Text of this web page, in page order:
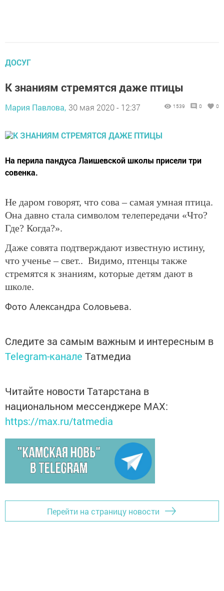
ДОСУГ
К знаниям стремятся даже птицы
Мария Павлова, 30 мая 2020 - 12:37 1539 0 0
На перила пандуса Лаишевской школы присели три
совенка.
Не даром говорят, что сова – самая умная птица.
Она давно стала символом телепередачи «Что?
Где? Когда?».
Даже совята подтверждают известную истину,
что ученье – свет.. Видимо, птенцы также
стремятся к знаниям, которые детям дают в
школе.
Фото Александра Соловьева.
Следите за самым важным и интересным в
Telegram-канале Татмедиа
Читайте новости Татарстана в
национальном мессенджере MАХ:
https://max.ru/tatmedia
Перейти на страницу новости